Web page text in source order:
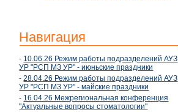
Навигация
- 10.06.26 Режим работы подразделений АУЗ
УР "РСП МЗ УР" - июньские праздники
-28.04.26 Режим работы подразделений АУЗ
УР "РСП МЗ УР" - майские праздники
- 16.04.26 Межрегиональная конференция
"Актуальные вопросы стоматологии"